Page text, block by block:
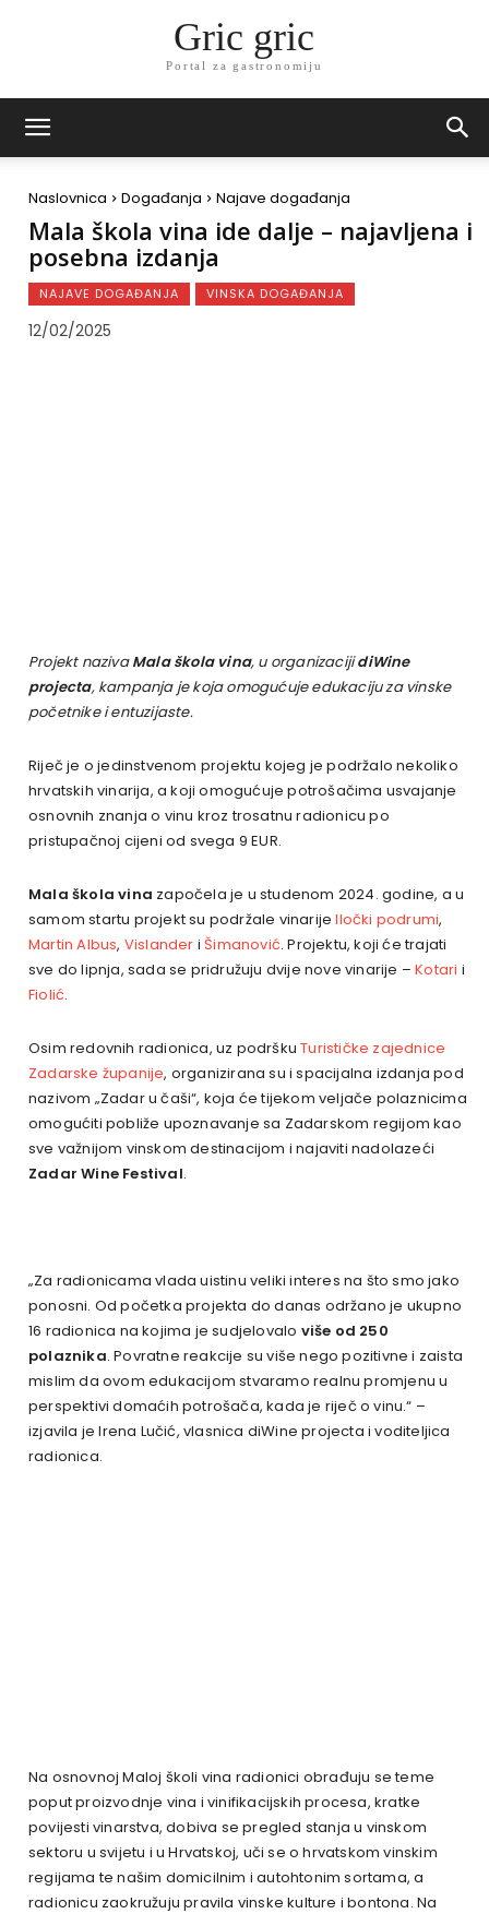
Gric gric
Portal za gastronomiju
Naslovnica Događanja Najave događanja
Mala škola vina ide dalje – najavljena i
posebna izdanja
NAJAVE DOGAĐANJA VINSKA DOGAĐANJA
12/02/2025
Projekt nazivaMala škola vina, u organizacijidiWine
projecta, kampanja je koja omogućuje edukaciju za vinske
početnike i entuzijaste.
Riječ je o jedinstvenom projektu kojeg je podržalo nekoliko
hrvatskih vinarija, a koji omogućuje potrošačima usvajanje
osnovnih znanja o vinu kroz trosatnu radionicu po
pristupačnoj cijeni od svega 9 EUR.
Mala škola vina započela je u studenom 2024. godine, a u
samom startu projekt su podržale vinarijeIločki podrumi,
Martin Albus, Vislander iŠimanović. Projektu, koji će trajati
sve do lipnja, sada se pridružuju dvije nove vinarije –Kotari i
Fiolić.
Osim redovnih radionica, uz podrškuTurističke zajednice
Zadarske županije, organizirana su i spacijalna izdanja pod
nazivom „Zadar u čaši“, koja će tijekom veljače polaznicima
omogućiti pobliže upoznavanje sa Zadarskom regijom kao
sve važnijom vinskom destinacijom i najaviti nadolazeći
Zadar Wine Festival.
„Za radionicama vlada uistinu veliki interes na što smo jako
ponosni. Od početka projekta do danas održano je ukupno
16 radionica na kojima je sudjelovalo više od 250
polaznika. Povratne reakcije su više nego pozitivne i zaista
mislim da ovom edukacijom stvaramo realnu promjenu u
perspektivi domaćih potrošača, kada je riječ o vinu.“ –
izjavila je Irena Lučić, vlasnica diWine projecta i voditeljica
radionica.
Na osnovnoj Maloj školi vina radionici obrađuju se teme
poput proizvodnje vina i vinifikacijskih procesa, kratke
povijesti vinarstva, dobiva se pregled stanja u vinskom
sektoru u svijetu i u Hrvatskoj, uči se o hrvatskom vinskim
regijama te našim domicilnim i autohtonim sortama, a
radionicu zaokružuju pravila vinske kulture i bontona. Na